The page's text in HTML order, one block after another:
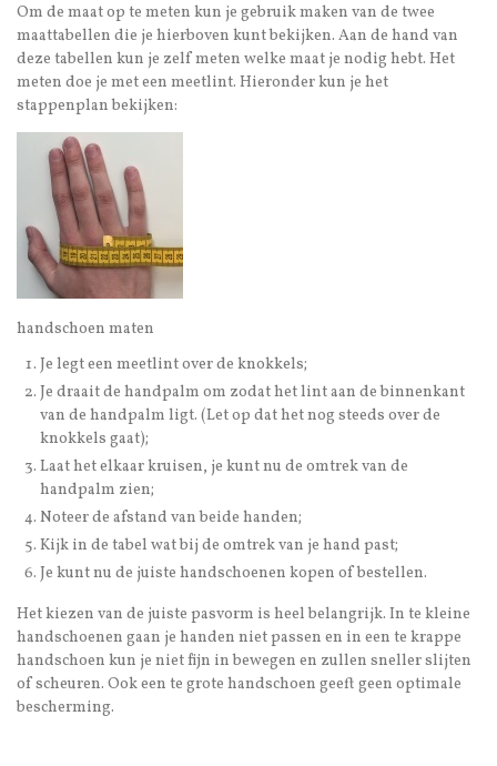
Om de maat op te meten kun je gebruik maken van de twee
maattabellen die je hierboven kunt bekijken. Aan de hand van
deze tabellen kun je zelf meten welke maat je nodig hebt. Het
meten doe je met een meetlint. Hieronder kun je het
stappenplan bekijken:
handschoen maten
Je legt een meetlint over de knokkels;
Je draait de handpalm om zodat het lint aan de binnenkant
van de handpalm ligt. (Let op dat het nog steeds over de
knokkels gaat);
Laat het elkaar kruisen, je kunt nu de omtrek van de
handpalm zien;
Noteer de afstand van beide handen;
Kijk in de tabel wat bij de omtrek van je hand past;
Je kunt nu de juiste handschoenen kopen of bestellen.
Het kiezen van de juiste pasvorm is heel belangrijk. In te kleine
handschoenen gaan je handen niet passen en in een te krappe
handschoen kun je niet fijn in bewegen en zullen sneller slijten
of scheuren. Ook een te grote handschoen geeft geen optimale
bescherming.